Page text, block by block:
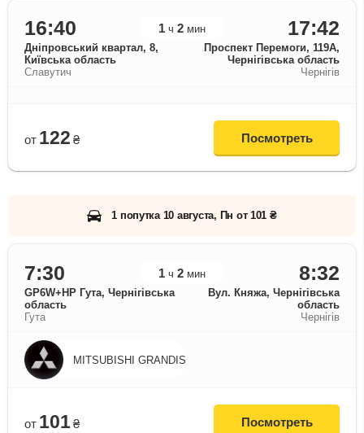
16:40 1 ч 2 мин 17:42
Дніпровський квартал, 8,
Київська область
Проспект Перемоги, 119А,
Чернігівська область
Славутич
Чернігів
от 122 ₴ Посмотреть
1 попутка 10 августа, Пн от 101 ₴
7:30 1 ч 2 мин 8:32
GP6W+HP Гута, Чернігівська
область
Вул. Княжа, Чернігівська
область
Гута
Чернігів
MITSUBISHI GRANDIS
от 101 ₴ Посмотреть